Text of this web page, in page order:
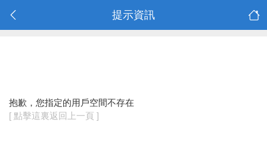
提示資訊
抱歉，您指定的用戶空間不存在
[ 點擊這裏返回上一頁 ]